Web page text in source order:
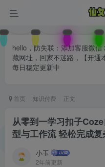
hello，防失联：添加客服微
藏网址，回家不迷路，【开通
每日稳定更新中
首页 知识付费 正文
从零到一学习扣子
型与工作流 轻松完成
小玉
2年前更新